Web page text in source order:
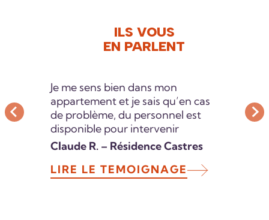
ILS VOUS
EN PARLENT
Je me sens bien dans mon
appartement et je sais qu’en cas
de problème, du personnel est
disponible pour intervenir
Claude R. – Résidence Castres
LIRE LE TEMOIGNAGE